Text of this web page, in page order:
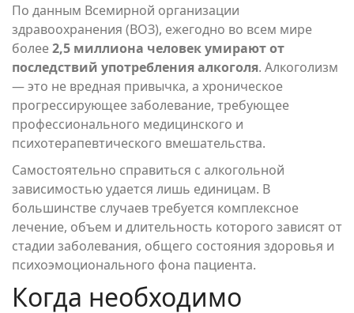
По данным Всемирной организации
здравоохранения (ВОЗ), ежегодно во всем мире
более2,5 миллиона человек умирают от
последствий употребления алкоголя. Алкоголизм
— это не вредная привычка, а хроническое
прогрессирующее заболевание, требующее
профессионального медицинского и
психотерапевтического вмешательства.
Самостоятельно справиться с алкогольной
зависимостью удается лишь единицам. В
большинстве случаев требуется комплексное
лечение, объем и длительность которого зависят от
стадии заболевания, общего состояния здоровья и
психоэмоционального фона пациента.
Когда необходимо